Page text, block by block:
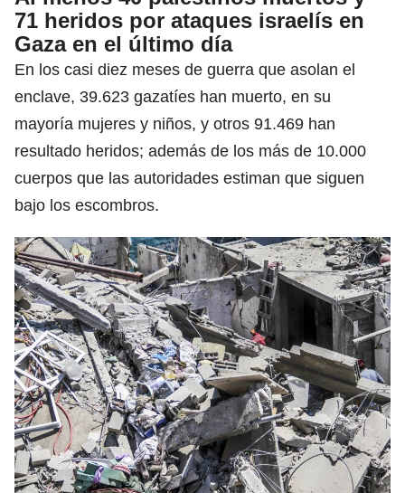
71 heridos por ataques israelís en
Gaza en el último día
En los casi diez meses de guerra que asolan el
enclave, 39.623 gazatíes han muerto, en su
mayoría mujeres y niños, y otros 91.469 han
resultado heridos; además de los más de 10.000
cuerpos que las autoridades estiman que siguen
bajo los escombros.